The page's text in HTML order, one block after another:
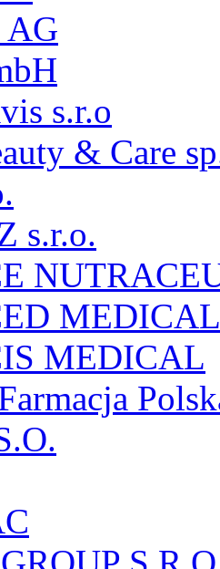
s.r.o
& Care
s.r.o.
MEDICAL